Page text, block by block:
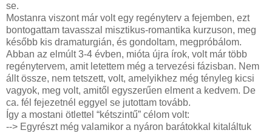
se.
Mostanra viszont már volt egy regényterv a fejemben, ezt
bontogattam tavasszal misztikus-romantika kurzuson, meg
később kis dramaturgián, és gondoltam, megpróbálom.
Abban az elmúlt 3-4 évben, mióta újra írok, volt már több
regénytervem, amit letettem még a tervezési fázisban. Nem
állt össze, nem tetszett, volt, amelyikhez még tényleg kicsi
vagyok, meg volt, amitől egyszerűen elment a kedvem. De
ca. fél fejezetnél eggyel se jutottam tovább.
Így a mostani ötlettel “kétszintű” célom volt:
--> Egyrészt még valamikor a nyáron barátokkal kitaláltuk